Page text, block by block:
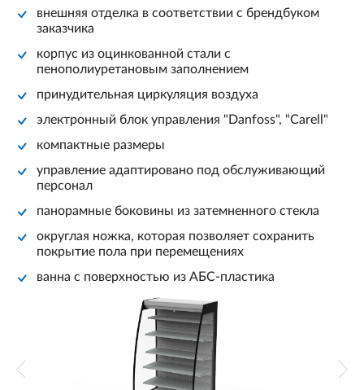
внешняя отделка в соответствии с брендбуком
заказчика
корпус из оцинкованной стали с
пенополиуретановым заполнением
принудительная циркуляция воздуха
электронный блок управления "Danfoss", "Carell"
компактные размеры
управление адаптировано под обслуживающий
персонал
панорамные боковины из затемненного стекла
округлая ножка, которая позволяет сохранить
покрытие пола при перемещениях
ванна с поверхностью из АБС-пластика